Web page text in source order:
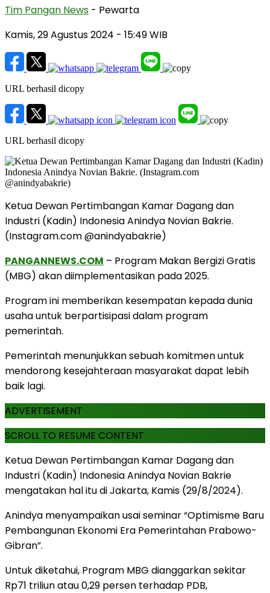
Tim Pangan News - Pewarta
Kamis, 29 Agustus 2024 - 15:49 WIB
URL berhasil dicopy
URL berhasil dicopy
Ketua Dewan Pertimbangan Kamar Dagang dan
Industri (Kadin) Indonesia Anindya Novian Bakrie.
(Instagram.com @anindyabakrie)
PANGANNEWS.COM – Program Makan Bergizi Gratis
(MBG) akan diimplementasikan pada 2025.
Program ini memberikan kesempatan kepada dunia
usaha untuk berpartisipasi dalam program
pemerintah.
Pemerintah menunjukkan sebuah komitmen untuk
mendorong kesejahteraan masyarakat dapat lebih
baik lagi.
ADVERTISEMENT
SCROLL TO RESUME CONTENT
Ketua Dewan Pertimbangan Kamar Dagang dan
Industri (Kadin) Indonesia Anindya Novian Bakrie
mengatakan hal itu di Jakarta, Kamis (29/8/2024).
Anindya menyampaikan usai seminar “Optimisme Baru
Pembangunan Ekonomi Era Pemerintahan Prabowo-
Gibran”.
Untuk diketahui, Program MBG dianggarkan sekitar
Rp71 triliun atau 0,29 persen terhadap PDB,